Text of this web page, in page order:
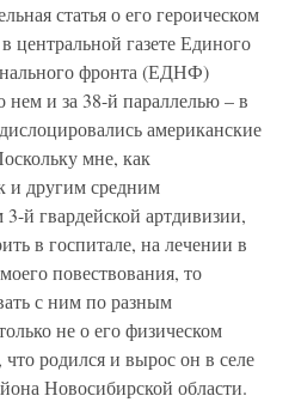
статья о его героическом
центральной газете Единого
фронта (ЕДНФ)
и за 38-й параллелью – в
американские
мне, как
и другим средним
й гвардейской артдивизии,
в госпитале, на лечении в
повествования, то
с ним по разным
не о его физическом
родился и вырос он в селе
Новосибирской области.